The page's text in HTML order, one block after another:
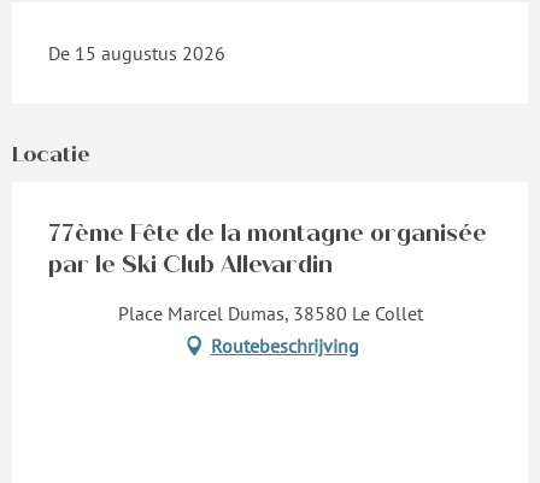
De 15 augustus 2026
Locatie
77ème Fête de la montagne organisée
par le Ski Club Allevardin
Place Marcel Dumas, 38580 Le Collet
Routebeschrijving